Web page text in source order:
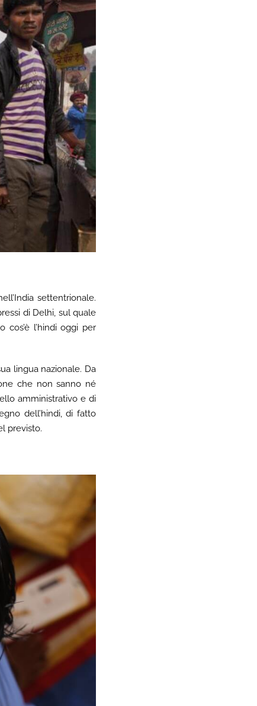
settentrionale.
di Delhi, sul quale
cos’è l’hindi oggi per
lingua nazionale. Da
che non sanno né
amministrativo e di
dell’hindi, di fatto
previsto.